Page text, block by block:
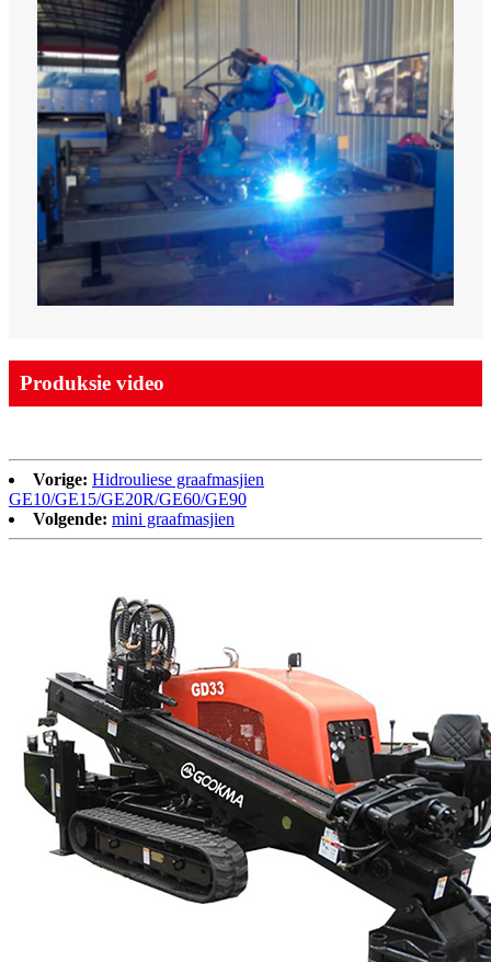
Produksie video
Vorige: Hidrouliese graafmasjien
GE10/GE15/GE20R/GE60/GE90
Volgende: mini graafmasjien